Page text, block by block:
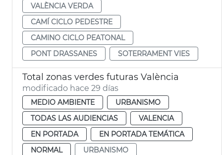
VALÈNCIA VERDA
CAMÍ CICLO PEDESTRE
CAMINO CICLO PEATONAL
PONT DRASSANES
SOTERRAMENT VIES
Total zonas verdes futuras València
modificado hace 29 días
MEDIO AMBIENTE
URBANISMO
TODAS LAS AUDIENCIAS
VALENCIA
EN PORTADA
EN PORTADA TEMÁTICA
NORMAL
URBANISMO